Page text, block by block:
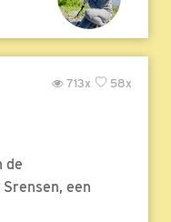
58x
713x
de
een